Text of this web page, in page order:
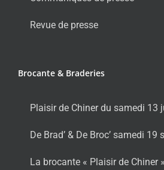
Revue de presse
Brocante & Braderies
Plaisir de Chiner du samedi 13
De Brad’ & De Broc’ samedi
La brocante « Plaisir de Chiner